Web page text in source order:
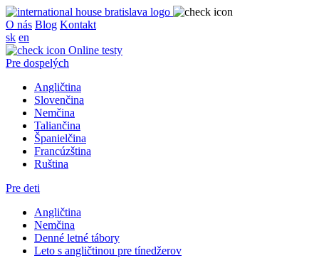
O nás Blog Kontakt
sk en
Online testy
Pre dospelých
Angličtina
Slovenčina
Nemčina
Taliančina
Španielčina
Francúzština
Ruština
Pre deti
Angličtina
Nemčina
Denné letné tábory
Leto s angličtinou pre tínedžerov